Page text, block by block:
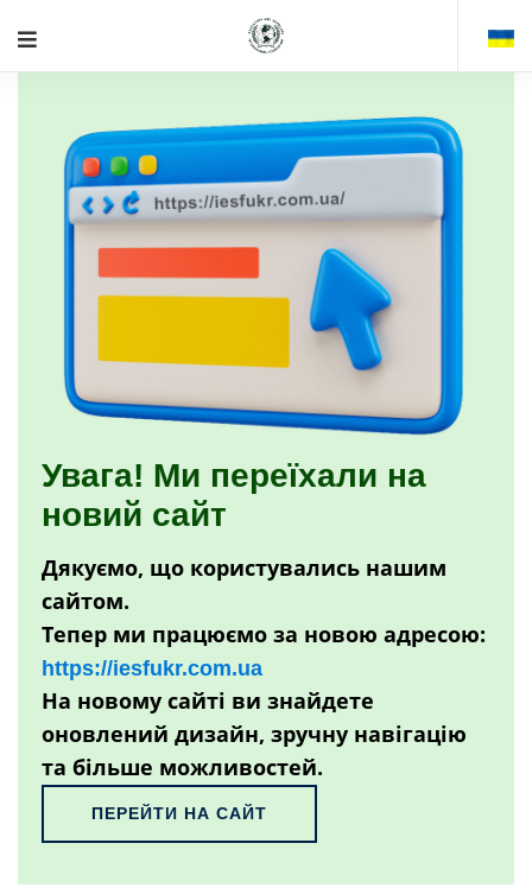
Увага! Ми переїхали на
новий сайт
Дякуємо, що користувались нашим
сайтом.
Тепер ми працюємо за новою адресою:
https://iesfukr.com.ua
На новому сайті ви знайдете
оновлений дизайн, зручну навігацію
та більше можливостей.
ПЕРЕЙТИ НА САЙТ